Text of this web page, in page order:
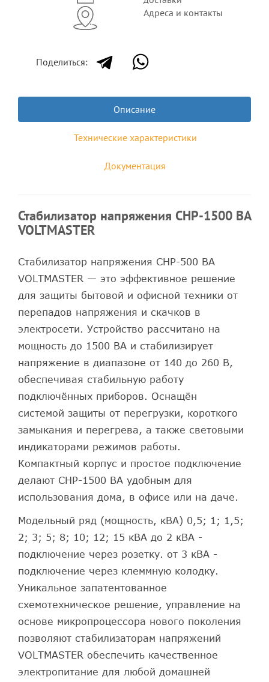
Адреса и контакты
Поделиться:
Описание
Технические характеристики
Документация
Стабилизатор напряжения СНР-1500 ВА
VOLTMASTER
Стабилизатор напряжения СНР-500 ВА
VOLTMASTER — это эффективное решение
для защиты бытовой и офисной техники от
перепадов напряжения и скачков в
электросети. Устройство рассчитано на
мощность до 1500 ВА и стабилизирует
напряжение в диапазоне от 140 до 260 В,
обеспечивая стабильную работу
подключённых приборов. Оснащён
системой защиты от перегрузки, короткого
замыкания и перегрева, а также световыми
индикаторами режимов работы.
Компактный корпус и простое подключение
делают СНР-1500 ВА удобным для
использования дома, в офисе или на даче.
Модельный ряд (мощность, кВА) 0,5; 1; 1,5;
2; 3; 5; 8; 10; 12; 15 кВА до 2 кВА -
подключение через розетку. от 3 кВА -
подключение через клеммную колодку.
Уникальное запатентованное
схемотехническое решение, управление на
основе микропроцессора нового поколения
позволяют стабилизаторам напряжений
VOLTMASTER обеспечить качественное
электропитание для любой домашней